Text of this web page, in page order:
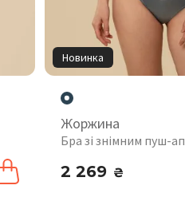
Новинка
Жоржина
Бра зі знімним пуш-
2 269 ₴